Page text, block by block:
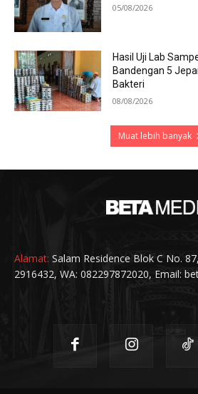
05/08/2026
Hasil Uji Lab
Bandengan 5
Bakteri
08/08/2026
Muat lebih banyak
Alamat: Salam Residence Blok C No.
2916432, WA: 082297872020, Email: